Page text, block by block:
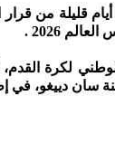
قليلة من
2026 .
سان دييغو، في